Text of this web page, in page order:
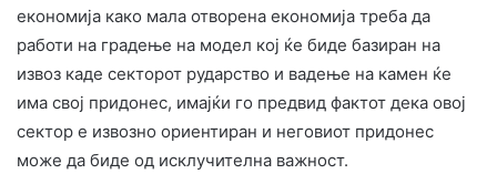
економија како мала отворена економија треба да
работи на градење на модел кој ќе биде базиран на
извоз каде секторот рударство и вадење на камен ќе
има свој придонес, имајќи го предвид фактот дека овој
сектор е извозно ориентиран и неговиот придонес
може да биде од исклучителна важност.